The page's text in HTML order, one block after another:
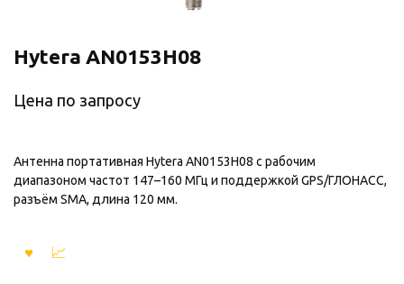
Hytera AN0153H08
Цена по запросу
Антенна портативная Hytera AN0153H08 с рабочим
диапазоном частот 147–160 МГц и поддержкой GPS/ГЛОНАСС,
разъём SMA, длина 120 мм.